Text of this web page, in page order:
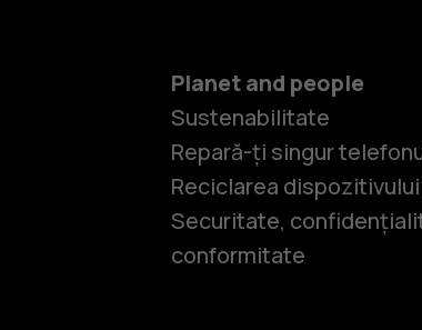
Planet and people
Sustenabilitate
Repară-ți singur
Reciclarea dispozitivului
Securitate,
conformitate